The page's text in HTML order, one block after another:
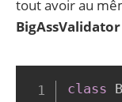
tout avoir au
BigAssValidator
class